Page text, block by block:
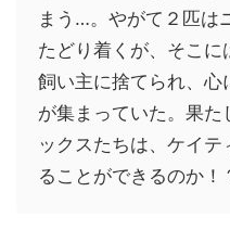
まう…。やがて２匹は
たどり着くが、そこに
飼い主に捨てられ、心
が集まっていた。果
ックスたちは、ケイ
ることができるのか！